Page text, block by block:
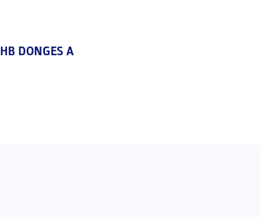
DONGES A